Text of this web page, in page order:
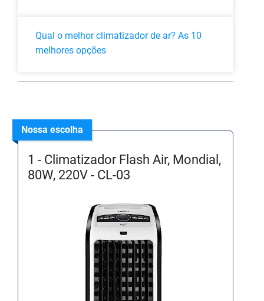
Qual o melhor climatizador de ar? As 10
melhores opções
Nossa escolha
1 - Climatizador Flash Air, Mondial,
80W, 220V - CL-03